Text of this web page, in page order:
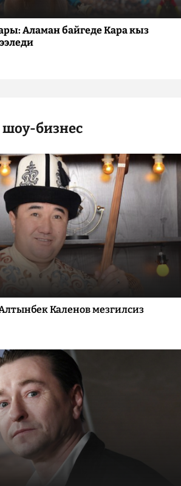
Аламан байгеде Кара кыз
бизнес
Каленов мезгилсиз